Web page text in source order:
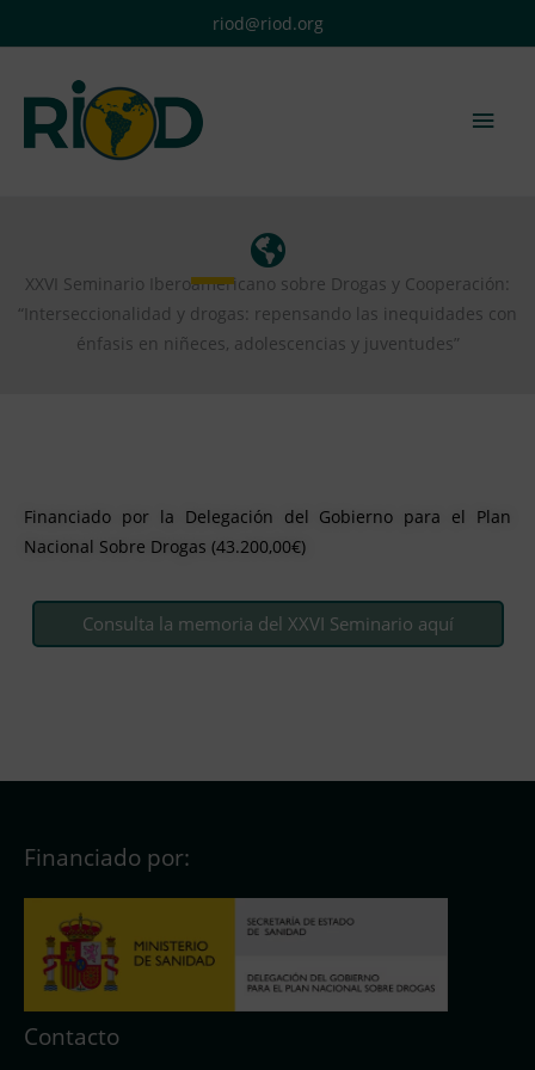
al
riod@riod.org
XXVI Seminario Iberoamericano sobre Drogas y Cooperación:
“Interseccionalidad y drogas: repensando las inequidades con
énfasis en niñeces, adolescencias y juventudes”
Financiado por la Delegación del Gobierno para el Plan
Nacional Sobre Drogas (43.200,00€)
Consulta la memoria del XXVI Seminario aquí
Financiado por:
Contacto